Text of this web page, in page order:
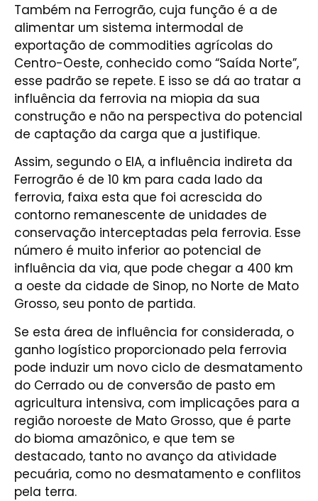
Também na Ferrogrão, cuja função é a de
alimentar um sistema intermodal de
exportação de commodities agrícolas do
Centro-Oeste, conhecido como “Saída Norte”,
esse padrão se repete. E isso se dá ao tratar a
influência da ferrovia na miopia da sua
construção e não na perspectiva do potencial
de captação da carga que a justifique.
Assim, segundo o EIA, a influência indireta da
Ferrogrão é de 10 km para cada lado da
ferrovia, faixa esta que foi acrescida do
contorno remanescente de unidades de
conservação interceptadas pela ferrovia. Esse
número é muito inferior ao potencial de
influência da via, que pode chegar a 400 km
a oeste da cidade de Sinop, no Norte de Mato
Grosso, seu ponto de partida.
Se esta área de influência for considerada, o
ganho logístico proporcionado pela ferrovia
pode induzir um novo ciclo de desmatamento
do Cerrado ou de conversão de pasto em
agricultura intensiva, com implicações para a
região noroeste de Mato Grosso, que é parte
do bioma amazônico, e que tem se
destacado, tanto no avanço da atividade
pecuária, como no desmatamento e conflitos
pela terra.